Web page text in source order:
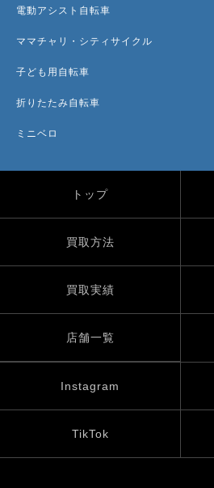
電動アシスト自転車
ママチャリ・シティサイクル
子ども用自転車
折りたたみ自転車
ミニベロ
トップ
買取方法
買取実績
店舗一覧
Instagram
TikTok